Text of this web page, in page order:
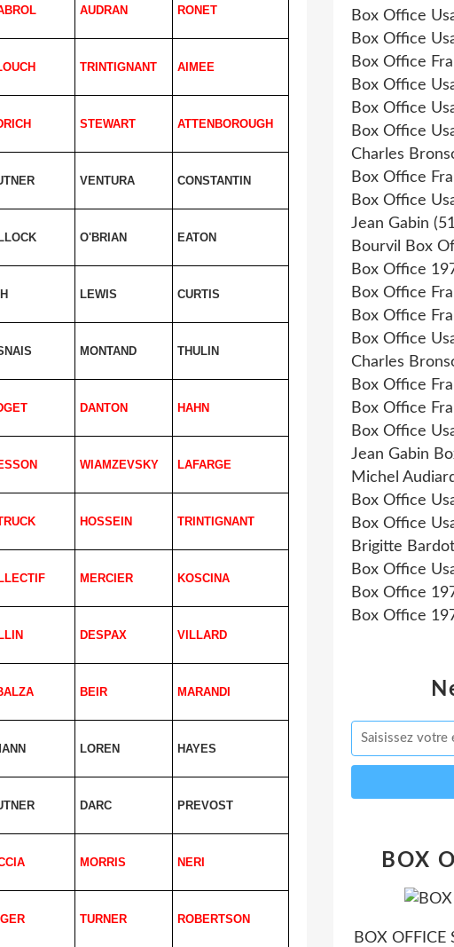
AUDRAN RONET
TRINTIGNANT AIMEE
STEWART ATTENBOROUGH
VENTURA CONSTANTIN
O'BRIAN EATON
LEWIS CURTIS
MONTAND THULIN
DANTON HAHN
WIAMZEVSKY LAFARGE
HOSSEIN TRINTIGNANT
MERCIER KOSCINA
DESPAX VILLARD
BEIR MARANDI
LOREN HAYES
DARC PREVOST
MORRIS NERI
TURNER ROBERTSON
Box Office
Box Office
Box Office
Box Office
Box Office
Box Office
Charles
Box Office
Box Office
Jean Gabin
Bourvil Box
Box Office
Box Office
Box Office
Box Office
Charles
Box Office
Box Office
Box Office
Jean Gabin
Michel
Box Office
Box Office
Brigitte Bardot
Box Office
Box Office
Box Office
BOX
BOX OFFICE